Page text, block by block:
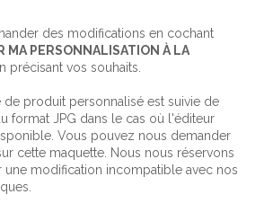
des modifications en cochant
MA PERSONNALISATION À LA
précisant vos souhaits.
produit personnalisé est suivie de
format JPG dans le cas où l'éditeur
Vous pouvez nous demander
cette maquette. Nous nous réservons
une modification incompatible avec nos